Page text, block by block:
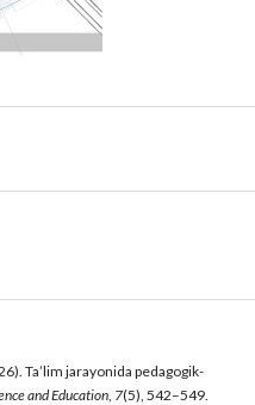
Ta’lim jarayonida pedagogik-
and Education, 7(5), 542–549.